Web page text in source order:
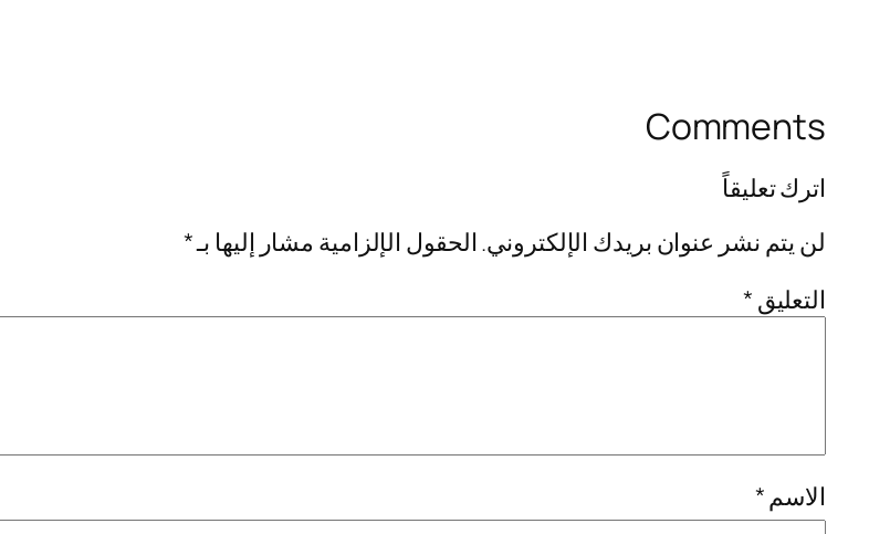
Comments
اترك تعليقاً
لن يتم نشر عنوان بريدك الإلكتروني. الحقول الإلزامية مشار إليها بـ*
التعليق *
الاسم*